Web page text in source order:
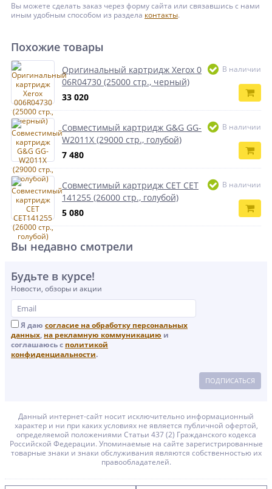
Вы можете сделать заказ через форму сайта или связавшись с нами
иным удобным способом из раздела контакты.
Похожие товары
Оригинальный картридж Xerox 0
06R04730 (25000 стр., черный)
33 020
В наличии
Совместимый картридж G&G GG-
W2011X (29000 стр., голубой)
7 480
В наличии
Совместимый картридж CET CET
141255 (26000 стр., голубой)
5 080
В наличии
Вы недавно смотрели
Будьте в курсе!
Новости, обзоры и акции
Я даю согласие на обработку персональных
данных, на рекламную коммуникацию и
соглашаюсь с политикой
конфиденциальности.
ПОДПИСАТЬСЯ
Данный интернет-сайт носит исключительно информационный
характер и ни при каких условиях не является публичной офертой,
определяемой положениями Статьи 437 (2) Гражданского кодекса
Российской Федерации. Упоминаемые на сайте зарегистрированные
товарные знаки и знаки обслуживания являются собственностью их
правообладателей.